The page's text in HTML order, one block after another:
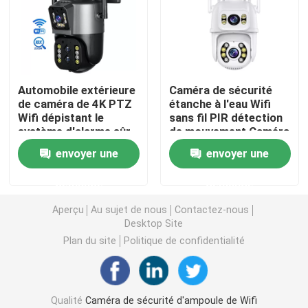
Caméras de sécurité à la maison d'intérieur
caméra 4G solaire
Caméra solaire de Wifi
Caméra sans fil d'IP
Caméra sans fil intelligente de Wifi
Caméra de PTZ extérieure
Automobile extérieure
de caméra de 4K PTZ
Wifi dépistant le
système d'alarme sûr
à la maison
envoyer une
Caméra de sécurité
étanche à l'eau Wifi
sans fil PIR détection
de mouvement Caméra
de vidéosurveillance
envoyer une
Aperçu Au sujet de nous
Contactez-nous
Desktop Site
Plan du site
Politique de confidentialité
Qualité Caméra de sécurité d'ampoule de Wifi